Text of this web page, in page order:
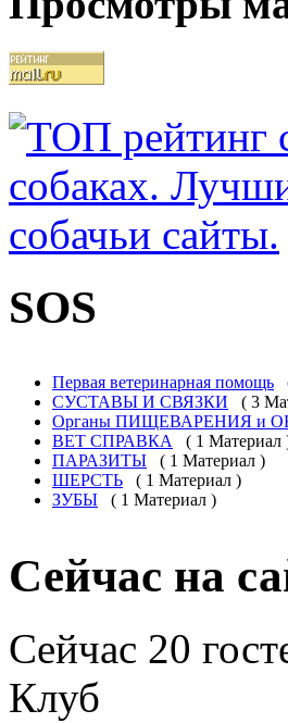
SOS
Первая ветеринарная помощь
СУСТАВЫ И СВЯЗКИ
( 3
Органы ПИЩЕВАРЕНИЯ и
ВЕТ СПРАВКА
( 1 Материал
ПАРАЗИТЫ
( 1 Материал )
ШЕРСТЬ
( 1 Материал )
ЗУБЫ
( 1 Материал )
Сейчас на
Сейчас 20
Клуб